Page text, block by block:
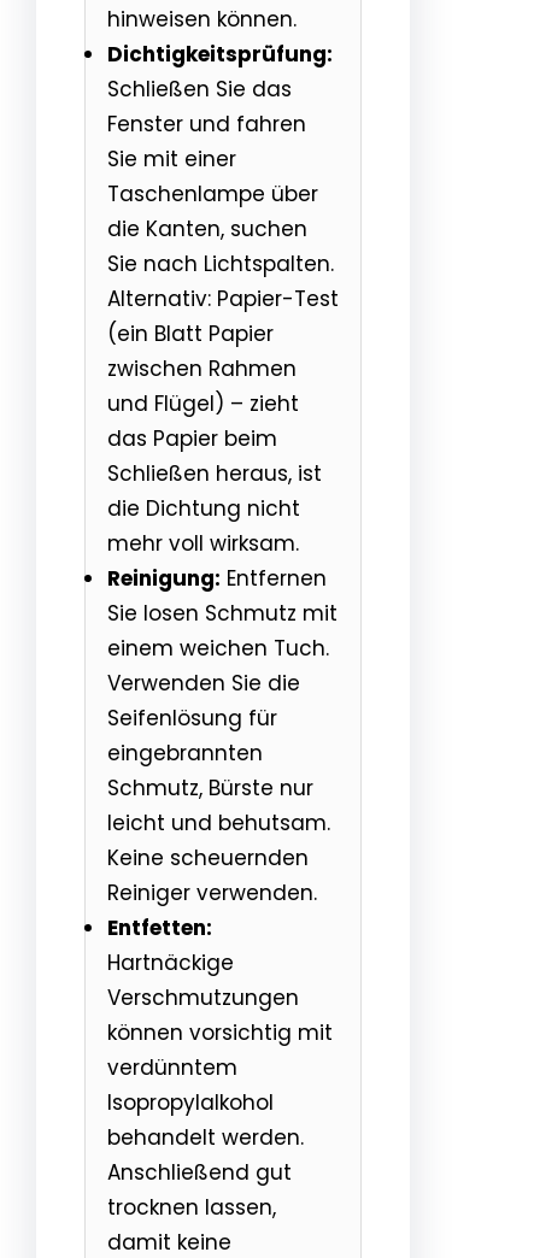
hinweisen können.
Dichtigkeitsprüfung:
Schließen Sie das
Fenster und fahren
Sie mit einer
Taschenlampe über
die Kanten, suchen
Sie nach Lichtspalten.
Alternativ: Papier-Test
(ein Blatt Papier
zwischen Rahmen
und Flügel) – zieht
das Papier beim
Schließen heraus, ist
die Dichtung nicht
mehr voll wirksam.
Reinigung: Entfernen
Sie losen Schmutz mit
einem weichen Tuch.
Verwenden Sie die
Seifenlösung für
eingebrannten
Schmutz, Bürste nur
leicht und behutsam.
Keine scheuernden
Reiniger verwenden.
Entfetten:
Hartnäckige
Verschmutzungen
können vorsichtig mit
verdünntem
Isopropylalkohol
behandelt werden.
Anschließend gut
trocknen lassen,
damit keine